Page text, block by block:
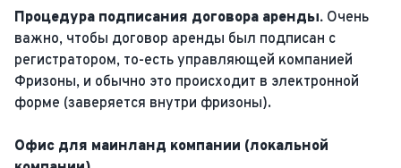
Процедура подписания договора аренды. Очень
важно, чтобы договор аренды был подписан с
регистратором, то-есть управляющей компанией
Фризоны, и обычно это происходит в электронной
форме (заверяется внутри фризоны).
Офис для маинланд компании (локальной